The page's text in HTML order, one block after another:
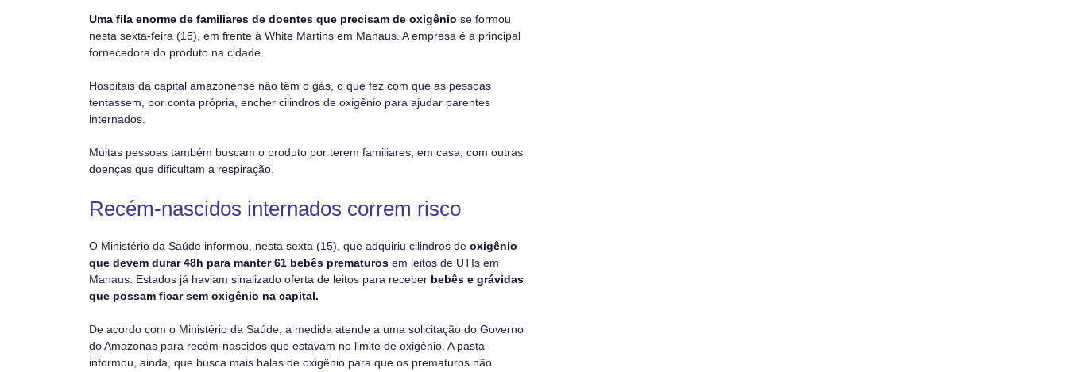
Uma fila enorme de familiares de doentes que precisam de oxigênio se formou
nesta sexta-feira (15), em frente à White Martins em Manaus. A empresa é a principal
fornecedora do produto na cidade.
Hospitais da capital amazonense não têm o gás, o que fez com que as pessoas
tentassem, por conta própria, encher cilindros de oxigênio para ajudar parentes
internados.
Muitas pessoas também buscam o produto por terem familiares, em casa, com outras
doenças que dificultam a respiração.
Recém-nascidos internados correm risco
O Ministério da Saúde informou, nesta sexta (15), que adquiriu cilindros de oxigênio
que devem durar 48h para manter 61 bebês prematuros em leitos de UTIs em
Manaus. Estados já haviam sinalizado oferta de leitos para receber bebês e grávidas
que possam ficar sem oxigênio na capital.
De acordo com o Ministério da Saúde, a medida atende a uma solicitação do Governo
do Amazonas para recém-nascidos que estavam no limite de oxigênio . A pasta
informou, ainda, que busca mais balas de oxigênio para que os prematuros não